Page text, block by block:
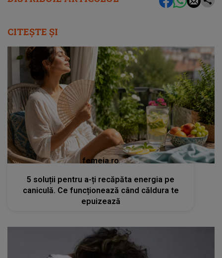
CITEȘTE ȘI
femeia.ro
5 soluții pentru a-ți recăpăta energia pe
caniculă. Ce funcționează când căldura te
epuizează